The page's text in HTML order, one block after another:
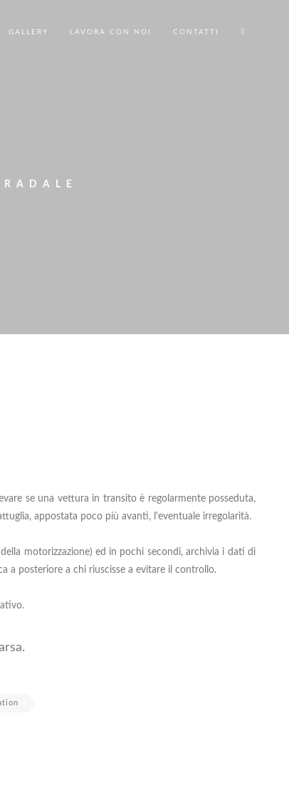
GALLERY LAVORA CON NOI CONTATTI
se una vettura in transito è regolarmente posseduta,
appostata poco più avanti, l'eventuale irregolarità.
motorizzazione) ed in pochi secondi, archivia i dati di
a posteriore a chi riuscisse a evitare il controllo.